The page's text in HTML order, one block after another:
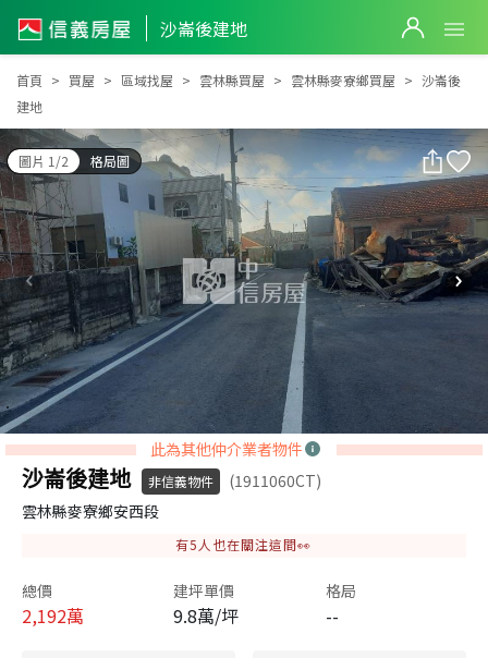
沙崙後建地
沙崙後建地
首頁 買屋 區域找屋 雲林縣買屋 雲林縣麥寮鄉買屋
沙崙後
建地
圖片 1/2 格局圖
此為其他仲介業者物件
沙崙後建地 非信義物件
(1911060CT)
雲林縣麥寮鄉安西段
有5 人也在關注這間👀
總價
2,192萬
建坪單價
9.8萬/坪
格局
--